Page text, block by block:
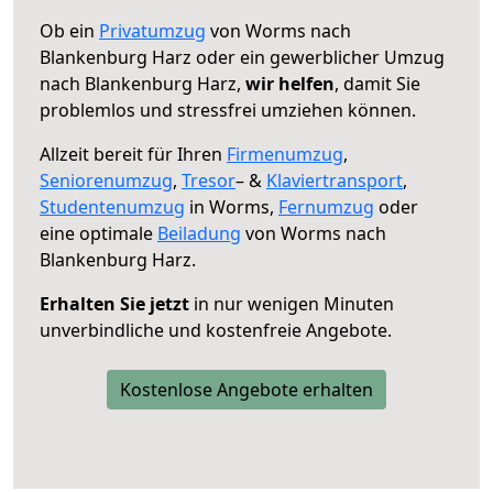
Ob ein Privatumzug von Worms nach
Blankenburg Harz oder ein gewerblicher Umzug
nach Blankenburg Harz, wir helfen, damit Sie
problemlos und stressfrei umziehen können.
Allzeit bereit für Ihren Firmenumzug,
Seniorenumzug, Tresor– & Klaviertransport,
Studentenumzug in Worms, Fernumzug oder
eine optimale Beiladung von Worms nach
Blankenburg Harz.
Erhalten Sie jetzt in nur wenigen Minuten
unverbindliche und kostenfreie Angebote.
Kostenlose Angebote erhalten